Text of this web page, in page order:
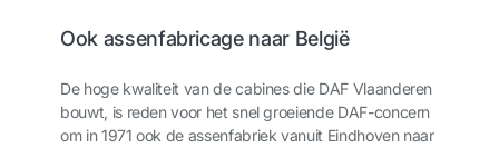
Ook assenfabricage naar België
De hoge kwaliteit van de cabines die DAF Vlaanderen
bouwt, is reden voor het snel groeiende DAF-concern
om in 1971 ook de assenfabriek vanuit Eindhoven naar